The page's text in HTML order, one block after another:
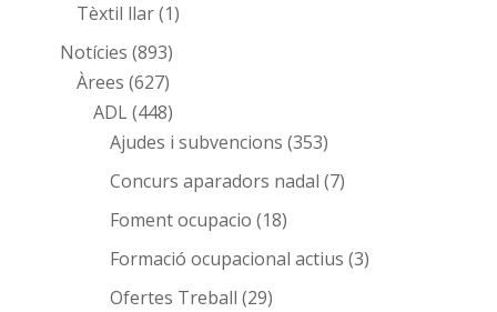
Tèxtil llar(1)
Notícies (893)
Àrees (627)
ADL(448)
Ajudes i subvencions (353)
Concurs aparadors nadal (7)
Foment ocupacio (18)
Formació ocupacional actius (3)
Ofertes Treball (29)